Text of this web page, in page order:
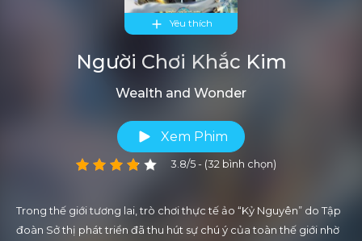
Yêu thích
Người Chơi Khắc Kim
Wealth and Wonder
Xem Phim
3.8/5 - (32 bình chọn)
Trong thế giới tương lai, trò chơi thực tế ảo “Kỷ Nguyên” do Tập
đoàn Sở thị phát triển đã thu hút sự chú ý của toàn thế giới nhờ